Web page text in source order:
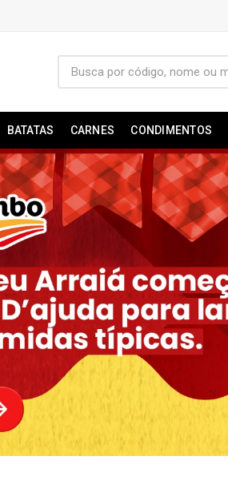
BATATAS CARNES CONDIMENTOS